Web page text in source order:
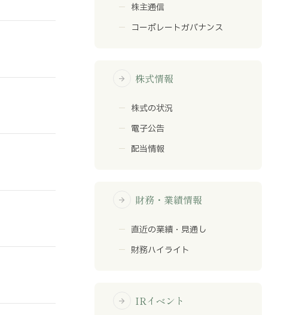
株主通信
コーポレートガバナンス
arrow_forward 株式情報
株式の状況
電子公告
配当情報
arrow_forward 財務・業績情報
直近の業績・見通し
財務ハイライト
arrow_forward IRイベント